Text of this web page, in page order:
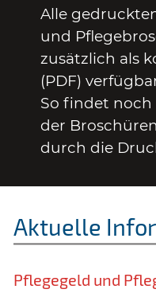
Alle
und
zusätzlich als
(PDF)
So findet
der
durch die
Aktuelle
Pflegegeld und